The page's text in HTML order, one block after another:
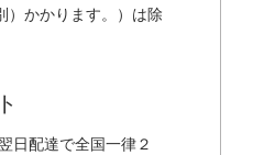
かかります。）は除
日配達で全国一律２